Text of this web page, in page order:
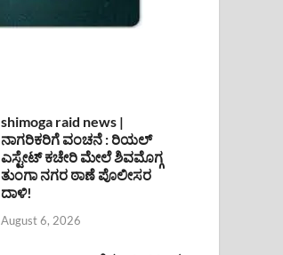
shimoga raid news |
ನಾಗರಿಕರಿಗೆ ವಂಚನೆ : ರಿಯಲ್
ಎಸ್ಟೇಟ್ ಕಚೇರಿ ಮೇಲೆ ಶಿವಮೊಗ್ಗ
ತುಂಗಾ ನಗರ ಠಾಣೆ ಪೊಲೀಸರ
ದಾಳಿ!
August 6, 2026